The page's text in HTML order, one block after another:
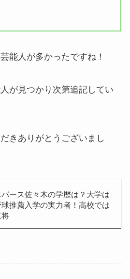
能人が多かったですね！
が見つかり次第追記してい
きありがとうございまし
バース佐々木の学歴は？大学は
球推薦入学の実力者！高校では
将